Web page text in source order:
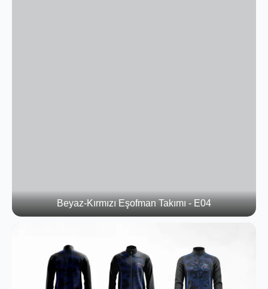
Beyaz-Kırmızı Eşofman Takımı - E04